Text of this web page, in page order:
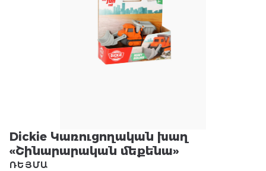
Dickie Կառուցողական խաղ
«Շինարարական մեքենա»
ՌԵՅՄԱ